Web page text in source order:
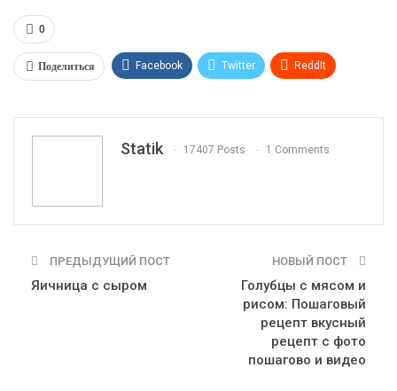
0
Поделиться Facebook Twitter ReddIt
Statik 17407 Posts 1 Comments
ПРЕДЫДУЩИЙ ПОСТ
Яичница с сыром
НОВЫЙ ПОСТ
Голубцы с мясом и
рисом: Пошаговый
рецепт вкусный
рецепт с фото
пошагово и видео